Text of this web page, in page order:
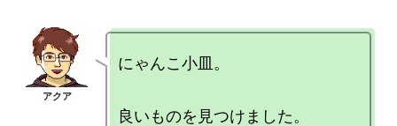
にゃんこ小皿。
良いものを見つけました。